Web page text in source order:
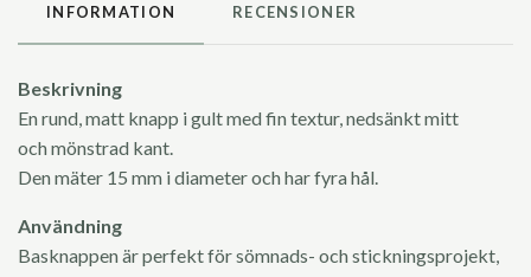
INFORMATION RECENSIONER
Beskrivning
En rund, matt knapp i gult med fin textur, nedsänkt mitt
och mönstrad kant.
Den mäter 15 mm i diameter och har fyra hål.
Användning
Basknappen är perfekt för sömnads- och stickningsprojekt,